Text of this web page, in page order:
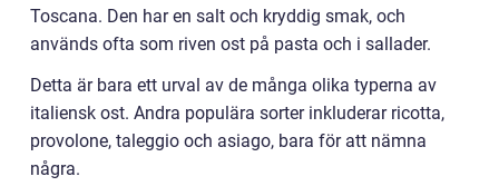
Toscana. Den har en salt och kryddig smak, och
används ofta som riven ost på pasta och i sallader.
Detta är bara ett urval av de många olika typerna av
italiensk ost. Andra populära sorter inkluderar ricotta,
provolone, taleggio och asiago, bara för att nämna
några.